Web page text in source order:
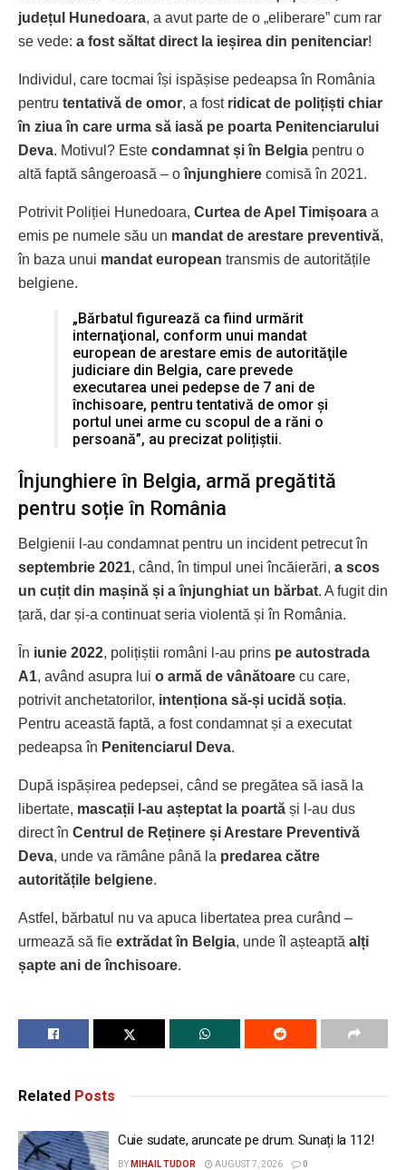
județul Hunedoara, a avut parte de o „eliberare” cum rar
se vede: a fost săltat direct la ieșirea din penitenciar!
Individul, care tocmai își ispășise pedeapsa în România
pentru tentativă de omor, a fost ridicat de polițiști chiar
în ziua în care urma să iasă pe poarta Penitenciarului
Deva. Motivul? Este condamnat și în Belgia pentru o
altă faptă sângeroasă – oînjunghiere comisă în 2021.
Potrivit Poliției Hunedoara, Curtea de Apel Timișoara a
emis pe numele său un mandat de arestare preventivă,
în baza unui mandat european transmis de autoritățile
belgiene.
„Bărbatul figurează ca fiind urmărit
internaţional, conform unui mandat
european de arestare emis de autorităţile
judiciare din Belgia, care prevede
executarea unei pedepse de 7 ani de
închisoare, pentru tentativă de omor și
portul unei arme cu scopul de a răni o
persoană”, au precizat polițiștii.
Înjunghiere în Belgia, armă pregătită
pentru soție în România
Belgienii l-au condamnat pentru un incident petrecut în
septembrie 2021, când, în timpul unei încăierări, a scos
un cuțit din mașină și a înjunghiat un bărbat. A fugit din
țară, dar și-a continuat seria violentă și în România.
În iunie 2022, polițiștii români l-au prins pe autostrada
A1, având asupra lui o armă de vânătoare cu care,
potrivit anchetatorilor, intenționa să-și ucidă soția.
Pentru această faptă, a fost condamnat și a executat
pedeapsa în Penitenciarul Deva.
După ispășirea pedepsei, când se pregătea să iasă la
libertate, mascații l-au așteptat la poartă și l-au dus
direct în Centrul de Reținere și Arestare Preventivă
Deva, unde va rămâne până la predarea către
autoritățile belgiene.
Astfel, bărbatul nu va apuca libertatea prea curând –
urmează să fie extrădat în Belgia, unde îl așteaptă alți
șapte ani de închisoare.
Related Posts
Cuie sudate, aruncate pe drum. Sunați la 112!
BY MIHAIL TUDOR AUGUST 7, 2026 0